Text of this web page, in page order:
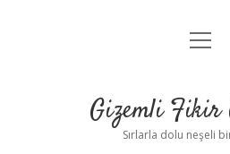
Anasayfa
Yasal
Gizemli Fikir
Sırlarla dolu neşeli